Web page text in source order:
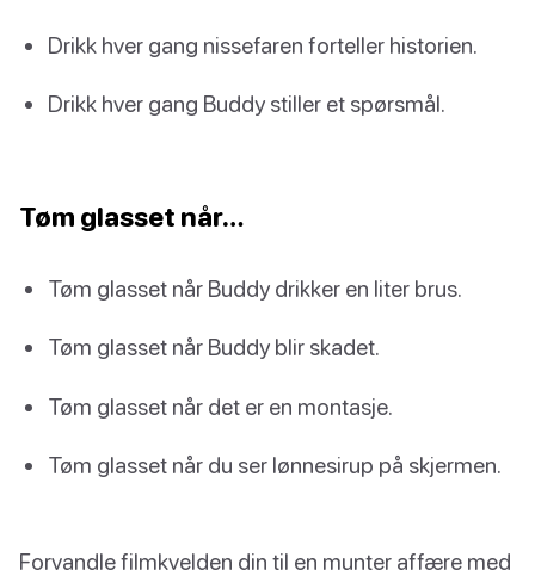
Drikk hver gang nissefaren forteller historien.
Drikk hver gang Buddy stiller et spørsmål.
Tøm glasset når…
Tøm glasset når Buddy drikker en liter brus.
Tøm glasset når Buddy blir skadet.
Tøm glasset når det er en montasje.
Tøm glasset når du ser lønnesirup på skjermen.
Forvandle filmkvelden din til en munter affære med